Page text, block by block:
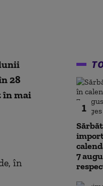
28
în mai
în
1
7